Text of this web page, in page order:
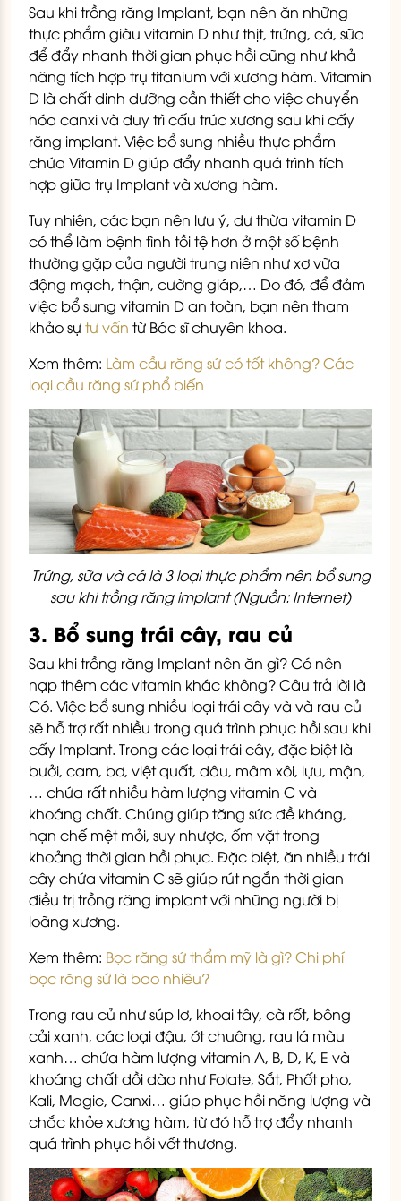
Sau khi trồng răng Implant, bạn nên ăn những
thực phẩm giàu vitamin D như thịt, trứng, cá, sữa
để đẩy nhanh thời gian phục hồi cũng như khả
năng tích hợp trụ titanium với xương hàm. Vitamin
D là chất dinh dưỡng cần thiết cho việc chuyển
hóa canxi và duy trì cấu trúc xương sau khi cấy
răng implant. Việc bổ sung nhiều thực phẩm
chứa Vitamin D giúp đẩy nhanh quá trình tích
hợp giữa trụ Implant và xương hàm.
Tuy nhiên, các bạn nên lưu ý, dư thừa vitamin D
có thể làm bệnh tình tồi tệ hơn ở một số bệnh
thường gặp của người trung niên như xơ vữa
động mạch, thận, cường giáp,… Do đó, để đảm
việc bổ sung vitamin D an toàn, bạn nên tham
khảo sựtư vấn từ Bác sĩ chuyên khoa.
Xem thêm: Làm cầu răng sứ có tốt không? Các
loại cầu răng sứ phổ biến
Trứng, sữa và cá là 3 loại thực phẩm nên bổ sung
sau khi trồng răng implant (Nguồn: Internet)
3. Bổ sung trái cây, rau củ
Sau khi trồng răng Implant nên ăn gì? Có nên
nạp thêm các vitamin khác không? Câu trả lời là
Có. Việc bổ sung nhiều loại trái cây và và rau củ
sẽ hỗ trợ rất nhiều trong quá trình phục hồi sau khi
cấy Implant. Trong các loại trái cây, đặc biệt là
bưởi, cam, bơ, việt quất, dâu, mâm xôi, lựu, mận,
… chứa rất nhiều hàm lượng vitamin C và
khoáng chất. Chúng giúp tăng sức đề kháng,
hạn chế mệt mỏi, suy nhược, ốm vặt trong
khoảng thời gian hồi phục. Đặc biệt, ăn nhiều trái
cây chứa vitamin C sẽ giúp rút ngắn thời gian
điều trị trồng răng implant với những người bị
loãng xương.
Xem thêm: Bọc răng sứ thẩm mỹ là gì? Chi phí
bọc răng sứ là bao nhiêu?
Trong rau củ như súp lơ, khoai tây, cà rốt, bông
cải xanh, các loại đậu, ớt chuông, rau lá màu
xanh… chứa hàm lượng vitamin A, B, D, K, E và
khoáng chất dồi dào như Folate, Sắt, Phốt pho,
Kali, Magie, Canxi… giúp phục hồi năng lượng và
chắc khỏe xương hàm, từ đó hỗ trợ đẩy nhanh
quá trình phục hồi vết thương.